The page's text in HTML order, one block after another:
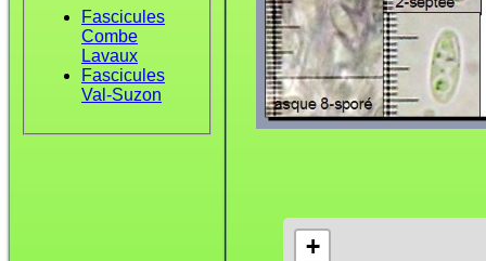
Fascicules
Combe
Lavaux
Fascicules
Val-Suzon
+